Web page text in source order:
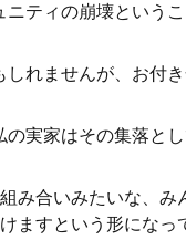
ティの崩壊という
れませんが、お付
実家はその集落と
み合いみたいな、み
ますという形になっ